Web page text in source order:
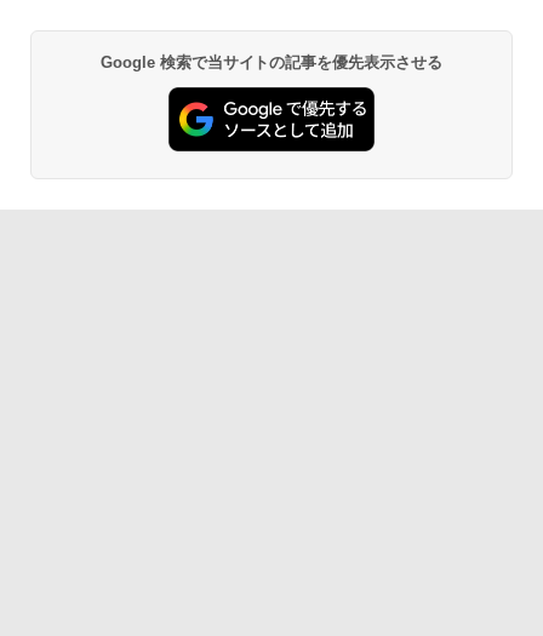
Google 検索で当サイトの記事を優先表示させる